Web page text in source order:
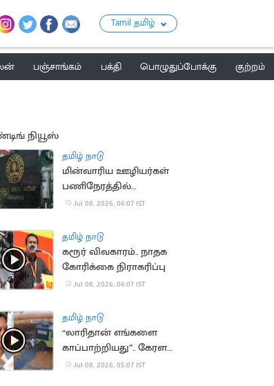
Tamil தமிழ்
பஞ்சாங்கம் பக்தி பொழுதுப்போக்கு
குற்றம்
நியூஸ்
தமிழ் நாடு
மின்வாரிய ஊழியர்கள்
பணிநேரத்தில்
அடையாள அட்டை
கட்டாயம்
Jul 08, 2026, 06:07 IST
தமிழ் நாடு
கரூர் விவகாரம்.. நாதக
கோரிக்கை நிராகரிப்பு
Jul 08, 2026, 06:07 IST
தமிழ் நாடு
“லாரிதான் எங்களை
காப்பாற்றியது”.. கேரள
நிலச்சரிவில்
Jul 08, 2026, 05:07 IST